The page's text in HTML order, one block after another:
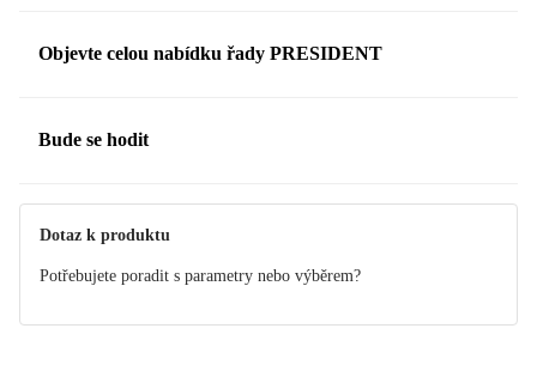
Objevte celou nabídku řady PRESIDENT
Bude se hodit
Dotaz k produktu
Potřebujete poradit s parametry nebo výběrem?